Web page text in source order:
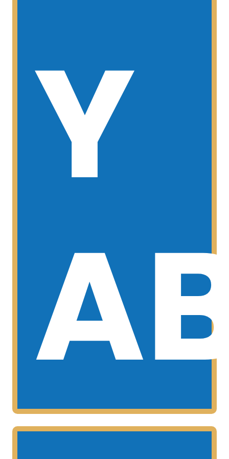
Y
JUNIOR Y ABSOLUTO
Esta categoría esta comprendida
desde los 16 en adelante (masculino y
femenino)
MAS INFORMACIÓN